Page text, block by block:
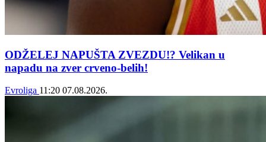
ODŽELEJ NAPUŠTA ZVEZDU!? Velikan u
napadu na zver crveno-belih!
Evroliga 11:20 07.08.2026.